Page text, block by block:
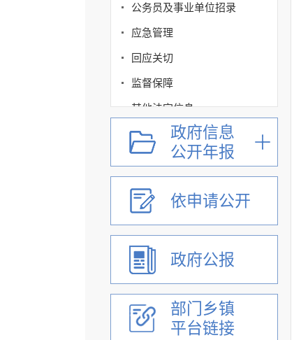
公务员及事业单位招录
应急管理
回应关切
监督保障
其他法定信息
政府信息
公开年报
依申请公开
政府公报
部门乡镇
平台链接